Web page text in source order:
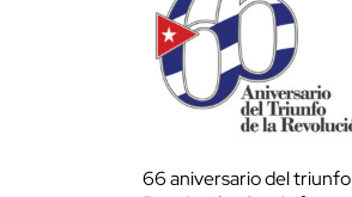
66 aniversario del triunfo